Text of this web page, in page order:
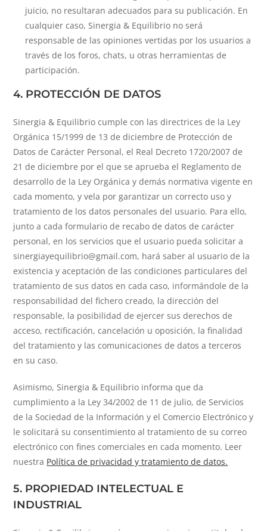
juicio, no resultaran adecuados para su publicación. En
cualquier caso, Sinergia & Equilibrio no será
responsable de las opiniones vertidas por los usuarios a
través de los foros, chats, u otras herramientas de
participación.
4. PROTECCIÓN DE DATOS
Sinergia & Equilibrio cumple con las directrices de la Ley
Orgánica 15/1999 de 13 de diciembre de Protección de
Datos de Carácter Personal, el Real Decreto 1720/2007 de
21 de diciembre por el que se aprueba el Reglamento de
desarrollo de la Ley Orgánica y demás normativa vigente en
cada momento, y vela por garantizar un correcto uso y
tratamiento de los datos personales del usuario. Para ello,
junto a cada formulario de recabo de datos de carácter
personal, en los servicios que el usuario pueda solicitar a
sinergiayequilibrio@gmail.com, hará saber al usuario de la
existencia y aceptación de las condiciones particulares del
tratamiento de sus datos en cada caso, informándole de la
responsabilidad del fichero creado, la dirección del
responsable, la posibilidad de ejercer sus derechos de
acceso, rectificación, cancelación u oposición, la finalidad
del tratamiento y las comunicaciones de datos a terceros
en su caso.
Asimismo, Sinergia & Equilibrio informa que da
cumplimiento a la Ley 34/2002 de 11 de julio, de Servicios
de la Sociedad de la Información y el Comercio Electrónico y
le solicitará su consentimiento al tratamiento de su correo
electrónico con fines comerciales en cada momento. Leer
nuestra Política de privacidad y tratamiento de datos.
5. PROPIEDAD INTELECTUAL E
INDUSTRIAL